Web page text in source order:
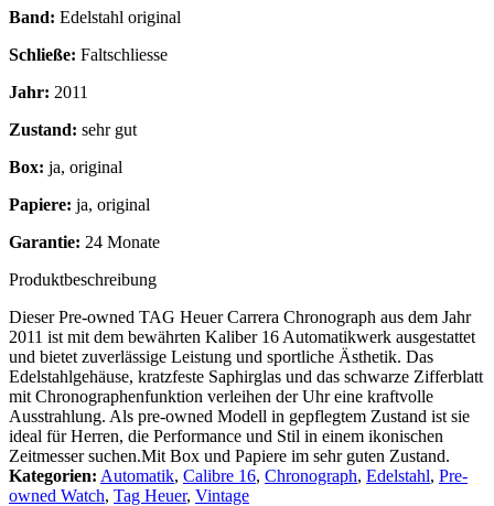
Band: Edelstahl original
Schließe: Faltschliesse
Jahr: 2011
Zustand: sehr gut
Box: ja, original
Papiere: ja, original
Garantie: 24 Monate
Produktbeschreibung
Dieser Pre-owned TAG Heuer Carrera Chronograph aus dem Jahr
2011 ist mit dem bewährten Kaliber 16 Automatikwerk ausgestattet
und bietet zuverlässige Leistung und sportliche Ästhetik. Das
Edelstahlgehäuse, kratzfeste Saphirglas und das schwarze Zifferblatt
mit Chronographenfunktion verleihen der Uhr eine kraftvolle
Ausstrahlung. Als pre-owned Modell in gepflegtem Zustand ist sie
ideal für Herren, die Performance und Stil in einem ikonischen
Zeitmesser suchen.Mit Box und Papiere im sehr guten Zustand.
Kategorien: Automatik, Calibre 16, Chronograph, Edelstahl, Pre-
owned Watch, Tag Heuer, Vintage